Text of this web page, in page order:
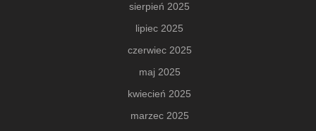
sierpień 2025
lipiec 2025
czerwiec 2025
maj 2025
kwiecień 2025
marzec 2025